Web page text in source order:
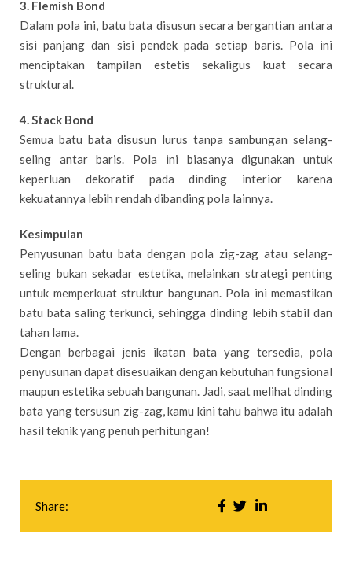
3. Flemish Bond
Dalam pola ini, batu bata disusun secara bergantian antara
sisi panjang dan sisi pendek pada setiap baris. Pola ini
menciptakan tampilan estetis sekaligus kuat secara
struktural.
4. Stack Bond
Semua batu bata disusun lurus tanpa sambungan selang-
seling antar baris. Pola ini biasanya digunakan untuk
keperluan dekoratif pada dinding interior karena
kekuatannya lebih rendah dibanding pola lainnya.
Kesimpulan
Penyusunan batu bata dengan pola zig-zag atau selang-
seling bukan sekadar estetika, melainkan strategi penting
untuk memperkuat struktur bangunan. Pola ini memastikan
batu bata saling terkunci, sehingga dinding lebih stabil dan
tahan lama.
Dengan berbagai jenis ikatan bata yang tersedia, pola
penyusunan dapat disesuaikan dengan kebutuhan fungsional
maupun estetika sebuah bangunan. Jadi, saat melihat dinding
bata yang tersusun zig-zag, kamu kini tahu bahwa itu adalah
hasil teknik yang penuh perhitungan!
Share: